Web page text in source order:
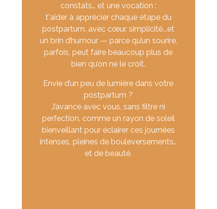
constats… et une vocation :
t'aider à apprécier chaque étape du
postpartum. avec cœur, simplicité...et
un brin d’humour — parce qu’un sourire,
parfois, peut faire beaucoup plus de
bien qu’on ne le croit.
Envie d’un peu de lumière dans votre
postpartum ?
J’avance avec vous, sans filtre ni
perfection, comme un rayon de soleil
bienveillant pour éclairer ces journées
intenses, pleines de bouleversements…
et de beauté.